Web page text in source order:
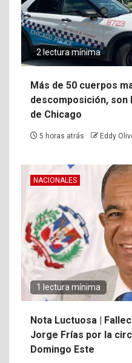
2 lectura mínima
Más de 50 cuerpos
descomposición, son
de Chicago
5 horas atrás Eddy
NACIONALES
1 lectura mínima
Nota Luctuosa |
Jorge Frías por la
Domingo Este